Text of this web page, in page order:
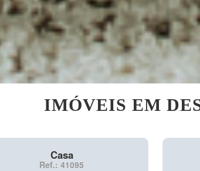
IMÓVEIS EM
Casa
Ref.: 41095